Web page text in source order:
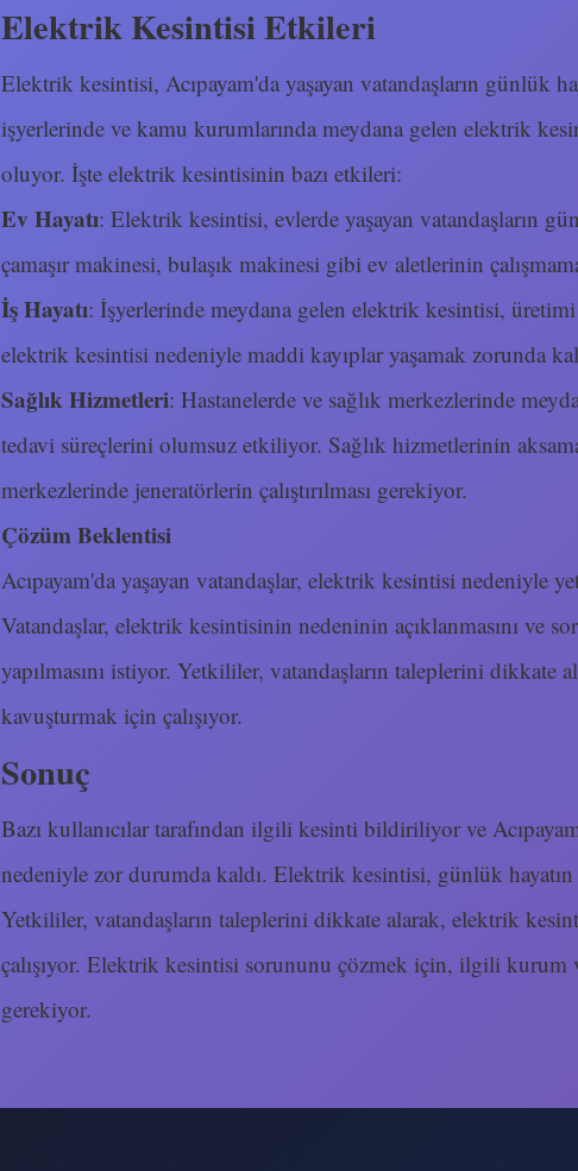
Elektrik Kesintisi Etkileri
Elektrik kesintisi, Acıpayam'da yaşayan vatandaşların günlük
işyerlerinde ve kamu kurumlarında meydana gelen elektrik
oluyor. İşte elektrik kesintisinin bazı etkileri:
Ev Hayatı: Elektrik kesintisi, evlerde yaşayan vatandaşların
çamaşır makinesi, bulaşık makinesi gibi ev aletlerinin
İş Hayatı: İşyerlerinde meydana gelen elektrik kesintisi,
elektrik kesintisi nedeniyle maddi kayıplar yaşamak zorunda
Sağlık Hizmetleri: Hastanelerde ve sağlık merkezlerinde
tedavi süreçlerini olumsuz etkiliyor. Sağlık hizmetlerinin
merkezlerinde jeneratörlerin çalıştırılması gerekiyor.
Çözüm Beklentisi
Acıpayam'da yaşayan vatandaşlar, elektrik kesintisi nedeniyle
Vatandaşlar, elektrik kesintisinin nedeninin açıklanmasını ve
yapılmasını istiyor. Yetkililer, vatandaşların taleplerini
kavuşturmak için çalışıyor.
Sonuç
Bazı kullanıcılar tarafından ilgili kesinti bildiriliyor ve
nedeniyle zor durumda kaldı. Elektrik kesintisi, günlük
Yetkililer, vatandaşların taleplerini dikkate alarak, elektrik
çalışıyor. Elektrik kesintisi sorununu çözmek için, ilgili kurum
gerekiyor.